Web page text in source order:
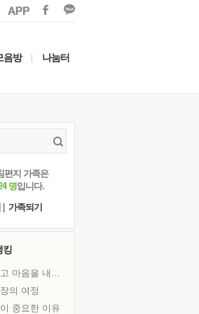
음방 나눔터
편지 가족은
명입니다.
가족되기
킹
귀를 열고 마음을 내어주고
의 여정
중요한 이유